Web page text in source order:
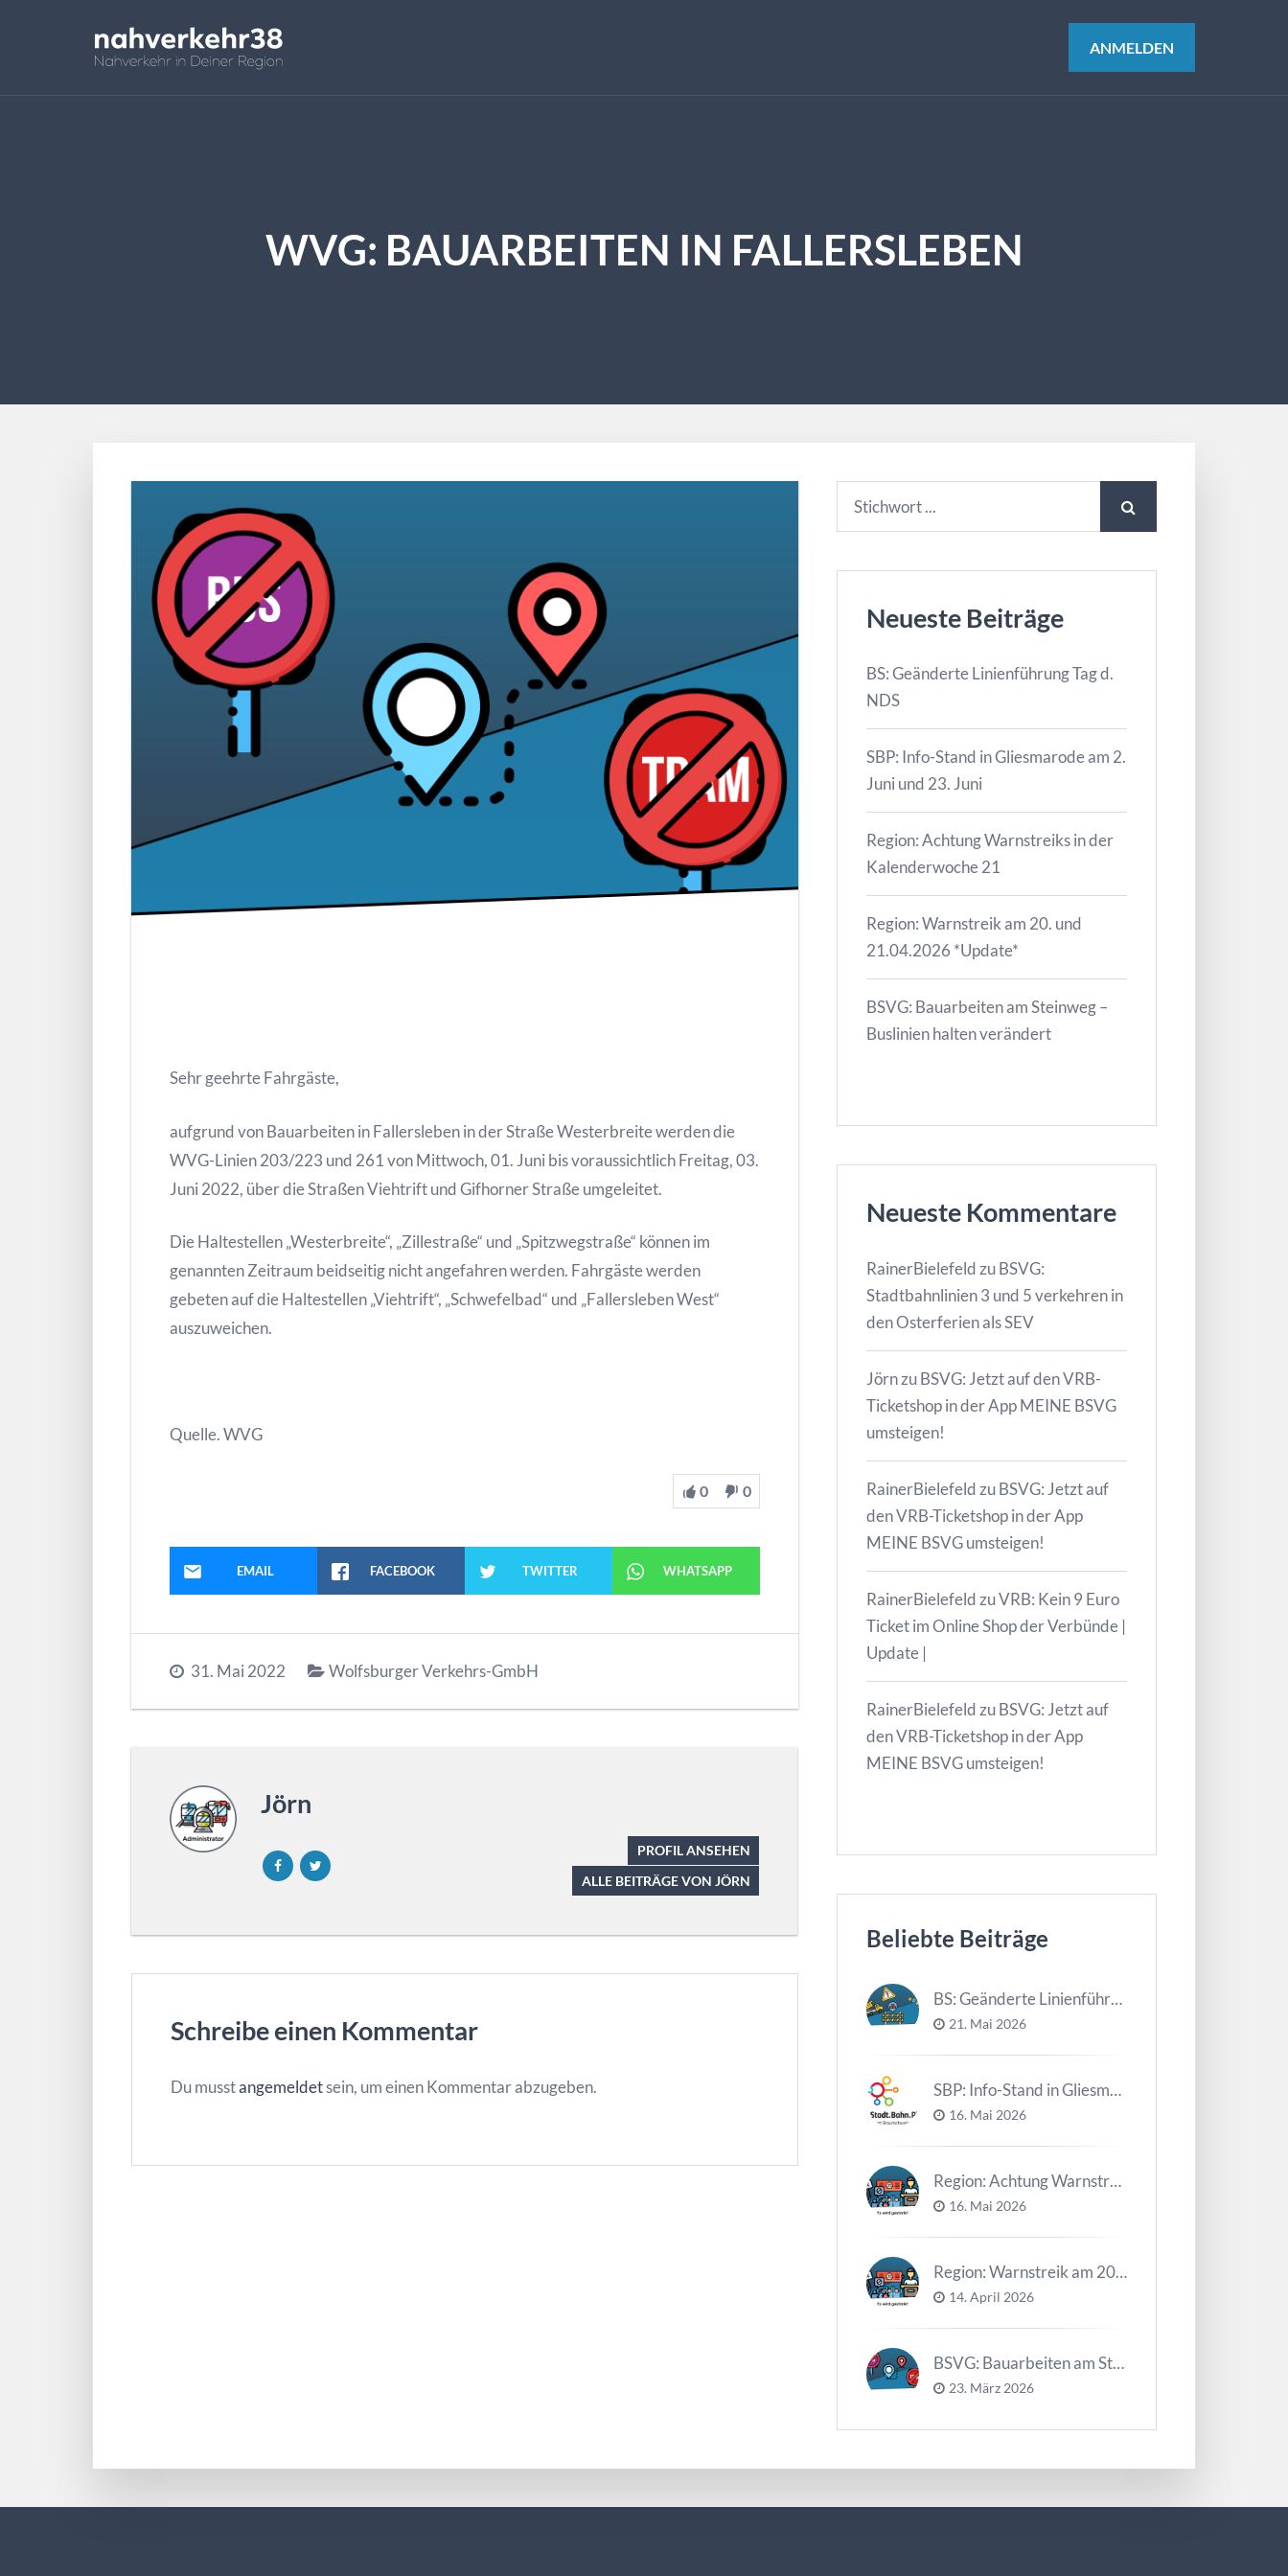
ANMELDEN
WVG: BAUARBEITEN IN FALLERSLEBEN
Sehr geehrte Fahrgäste,
aufgrund von Bauarbeiten in Fallersleben in der Straße Westerbreite werden die
WVG-Linien 203/223 und 261 von Mittwoch, 01. Juni bis voraussichtlich Freitag, 03.
Juni 2022, über die Straßen Viehtrift und Gifhorner Straße umgeleitet.
Die Haltestellen „Westerbreite“, „Zillestraße“ und „Spitzwegstraße“ können im
genannten Zeitraum beidseitig nicht angefahren werden. Fahrgäste werden
gebeten auf die Haltestellen „Viehtrift“, „Schwefelbad“ und „Fallersleben West“
auszuweichen.
Quelle. WVG
0 0
EMAIL FACEBOOK TWITTER WHATSAPP
31. Mai 2022 Wolfsburger Verkehrs-GmbH
Jörn
PROFIL ANSEHEN
ALLE BEITRÄGE VON JÖRN
Schreibe einen Kommentar
Du musstangemeldetsein, um einen Kommentar abzugeben.
Neueste Beiträge
BS: Geänderte Linienführung Tag d.
NDS
SBP: Info-Stand in Gliesmarode am 2.
Juni und 23. Juni
Region: Achtung Warnstreiks in der
Kalenderwoche 21
Region: Warnstreik am 20. und
21.04.2026 *Update*
BSVG: Bauarbeiten am Steinweg –
Buslinien halten verändert
Neueste Kommentare
RainerBielefeld zuBSVG:
Stadtbahnlinien 3 und 5 verkehren in
den Osterferien als SEV
JörnzuBSVG: Jetzt auf den VRB-
Ticketshop in der App MEINE BSVG
umsteigen!
RainerBielefeld zuBSVG: Jetzt auf
den VRB-Ticketshop in der App
MEINE BSVG umsteigen!
RainerBielefeld zuVRB: Kein 9 Euro
Ticket im Online Shop der Verbünde |
Update |
RainerBielefeld zuBSVG: Jetzt auf
den VRB-Ticketshop in der App
MEINE BSVG umsteigen!
Beliebte Beiträge
BS: Geänderte Linienführung Tag d. NDS
21. Mai 2026
SBP: Info-Stand in Gliesmarode am 2. Juni und 23. Juni
16. Mai 2026
Region: Achtung Warnstreiks in der Kalenderwoche 21
16. Mai 2026
Region: Warnstreik am 20. und 21.04.2026 *Update*
14. April 2026
BSVG: Bauarbeiten am Steinweg – Buslinien halten verändert
23. März 2026